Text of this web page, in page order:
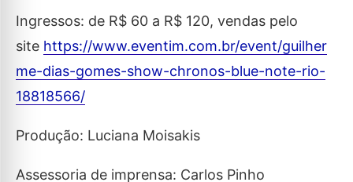
Ingressos: de R$ 60 a R$ 120, vendas pelo
site https://www.eventim.com.br/event/guilher
me-dias-gomes-show-chronos-blue-note-rio-
18818566/
Produção: Luciana Moisakis
Assessoria de imprensa: Carlos Pinho